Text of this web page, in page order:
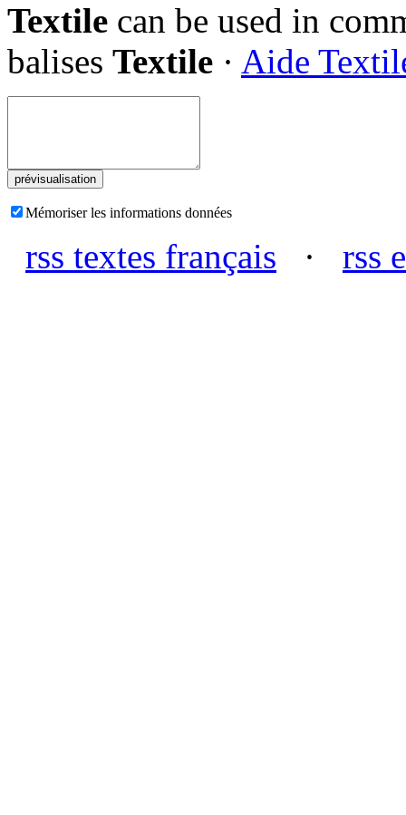
Textile can be used in
balises Textile · Aide
Mémoriser les informations données
rss textes français · rss